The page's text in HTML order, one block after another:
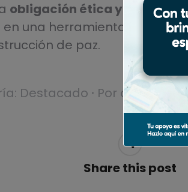
obligación ética y jurídica.
una herramienta real de
de paz.
Destacado Por corporac
Share this post